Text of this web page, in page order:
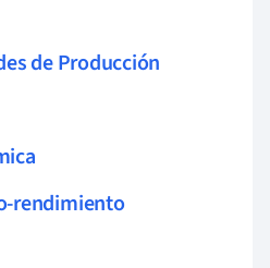
de Producción
rendimiento